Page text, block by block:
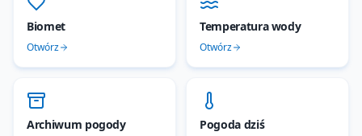
Biomet
Otwórz
Temperatura wody
Otwórz
Archiwum pogody Pogoda dziś